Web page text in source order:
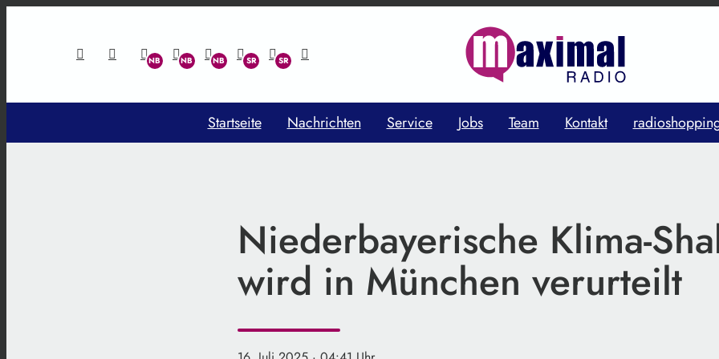
Startseite Nachrichten Service Jobs Team Kontakt
Niederbayerische Klima-
wird in München verurteilt